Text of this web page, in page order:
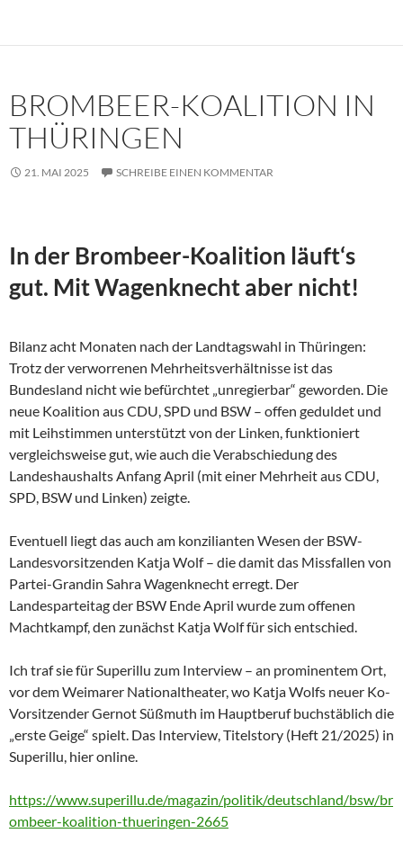
BROMBEER-KOALITION IN
THÜRINGEN
21. MAI 2025 SCHREIBE EINEN KOMMENTAR
In der Brombeer-Koalition läuft‘s
gut. Mit Wagenknecht aber nicht!
Bilanz acht Monaten nach der Landtagswahl in Thüringen:
Trotz der verworrenen Mehrheitsverhältnisse ist das
Bundesland nicht wie befürchtet „unregierbar“ geworden. Die
neue Koalition aus CDU, SPD und BSW – offen geduldet und
mit Leihstimmen unterstützt von der Linken, funktioniert
vergleichsweise gut, wie auch die Verabschiedung des
Landeshaushalts Anfang April (mit einer Mehrheit aus CDU,
SPD, BSW und Linken) zeigte.
Eventuell liegt das auch am konzilianten Wesen der BSW-
Landesvorsitzenden Katja Wolf – die damit das Missfallen von
Partei-Grandin Sahra Wagenknecht erregt. Der
Landesparteitag der BSW Ende April wurde zum offenen
Machtkampf, den zunächst Katja Wolf für sich entschied.
Ich traf sie für Superillu zum Interview – an prominentem Ort,
vor dem Weimarer Nationaltheater, wo Katja Wolfs neuer Ko-
Vorsitzender Gernot Süßmuth im Hauptberuf buchstäblich die
„erste Geige“ spielt. Das Interview, Titelstory (Heft 21/2025) in
Superillu, hier online.
https://www.superillu.de/magazin/politik/deutschland/bsw/br
ombeer-koalition-thueringen-2665